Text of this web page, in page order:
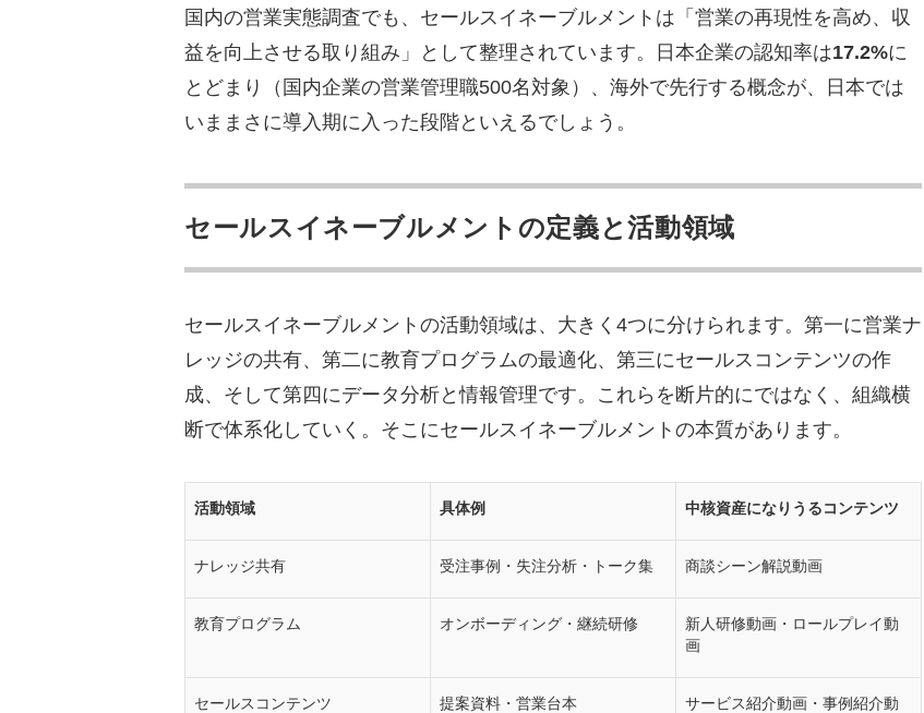
受注率10%以上改善を生んだサービス理解動画の商談前送付
問い合わせ率2倍を生んだ会社説明動画のHP埋め込み
営業文脈を理解した書き手が台本を握る
1本の動画を5シーン以上で使い回す導線設計
価格設計と対象セグメント
専属セールスライター制と最短1ヶ月納品
自社運用YouTubeチャンネルで動画経由50億円超の受注実績
国内の営業実態調査でも、セールスイネーブルメントは「営業の再現性を高め、収
益を向上させる取り組み」として整理されています。日本企業の認知率は17.2%に
とどまり（国内企業の営業管理職500名対象）、海外で先行する概念が、日本では
いままさに導入期に入った段階といえるでしょう。
セールスイネーブルメントの定義と活動領域
セールスイネーブルメントの活動領域は、大きく4つに分けられます。第一に営業ナ
レッジの共有、第二に教育プログラムの最適化、第三にセールスコンテンツの作
成、そして第四にデータ分析と情報管理です。これらを断片的にではなく、組織横
断で体系化していく。そこにセールスイネーブルメントの本質があります。
活動領域 具体例 中核資産になりうるコンテンツ
ナレッジ共有 受注事例・失注分析・トーク集 商談シーン解説動画
教育プログラム オンボーディング・継続研修
新人研修動画・ロールプレイ動
画
セールスコンテンツ 提案資料・営業台本
サービス紹介動画・事例紹介動